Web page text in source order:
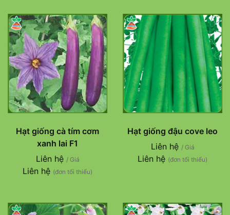
Hạt giống cà tím cơm
xanh lai F1
Liên hệ / Giá
Liên hệ (đơn tối thiểu)
Hạt giống đậu cove leo
Liên hệ / Giá
Liên hệ (đơn tối thiểu)